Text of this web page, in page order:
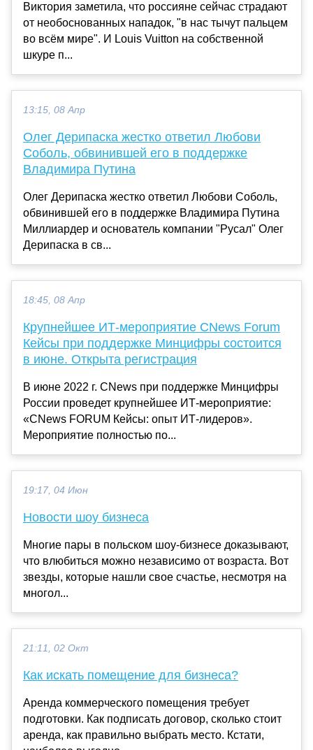
Виктория заметила, что россияне сейчас страдают
от необоснованных нападок, "в нас тычут пальцем
во всём мире". И Louis Vuitton на собственной
шкуре п...
13:15, 08 Апр
Олег Дерипаска жестко ответил Любови
Соболь, обвинившей его в поддержке
Владимира Путина
Олег Дерипаска жестко ответил Любови Соболь,
обвинившей его в поддержке Владимира Путина
Миллиардер и основатель компании "Русал" Олег
Дерипаска в св...
18:45, 08 Апр
Крупнейшее ИТ-мероприятие CNews Forum
Кейсы при поддержке Минцифры состоится
в июне. Открыта регистрация
В июне 2022 г. CNews при поддержке Минцифры
России проведет крупнейшее ИТ-мероприятие:
«CNews FORUM Кейсы: опыт ИТ-лидеров».
Мероприятие полностью по...
19:17, 04 Июн
Новости шоу бизнеса
Многие пары в польском шоу-бизнесе доказывают,
что влюбиться можно независимо от возраста. Вот
звезды, которые нашли свое счастье, несмотря на
многол...
21:11, 02 Окт
Как искать помещение для бизнеса?
Аренда коммерческого помещения требует
подготовки. Как подписать договор, сколько стоит
аренда, как правильно выбрать место. Кстати,